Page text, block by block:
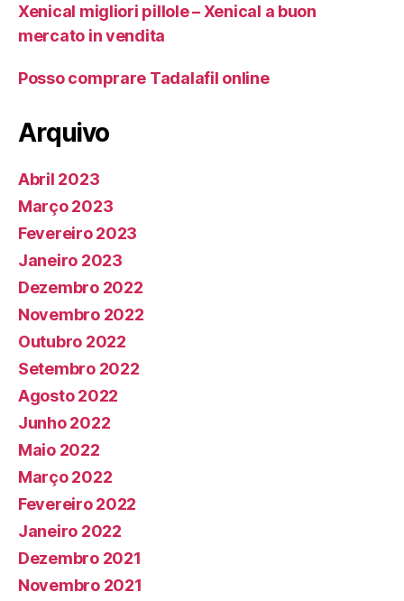
Xenical migliori pillole – Xenical a buon
mercato in vendita
Posso comprare Tadalafil online
Arquivo
Abril 2023
Março 2023
Fevereiro 2023
Janeiro 2023
Dezembro 2022
Novembro 2022
Outubro 2022
Setembro 2022
Agosto 2022
Junho 2022
Maio 2022
Março 2022
Fevereiro 2022
Janeiro 2022
Dezembro 2021
Novembro 2021